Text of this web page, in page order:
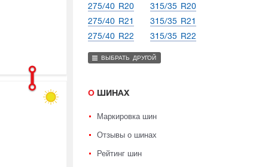
275/40 R20
315/35 R20
275/40 R21
315/35 R21
275/40 R22
315/35 R22
ВЫБРАТЬ ДРУГОЙ
О ШИНАХ
Маркировка шин
Отзывы о шинах
Рейтинг шин